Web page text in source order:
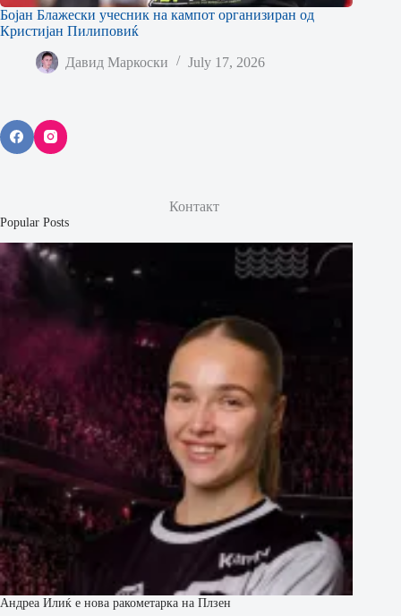
Бојан Блажески учесник на кампот организиран од
Кристијан Пилиповиќ
Давид Маркоски July 17, 2026
Контакт
Popular Posts
Андреа Илиќ е нова ракометарка на Плзен